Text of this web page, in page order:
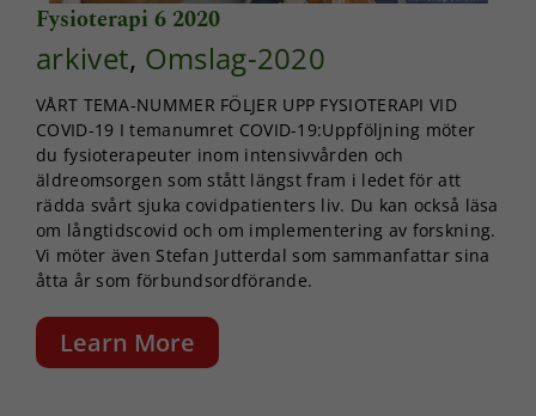
Fysioterapi 6 2020
arkivet, Omslag-2020
VÅRT TEMA-NUMMER FÖLJER UPP FYSIOTERAPI VID
COVID-19 I temanumret COVID-19:Uppföljning möter
du fysioterapeuter inom intensivvården och
äldreomsorgen som stått längst fram i ledet för att
rädda svårt sjuka covidpatienters liv. Du kan också läsa
om långtidscovid och om implementering av forskning.
Vi möter även Stefan Jutterdal som sammanfattar sina
åtta år som förbundsordförande.
Learn More